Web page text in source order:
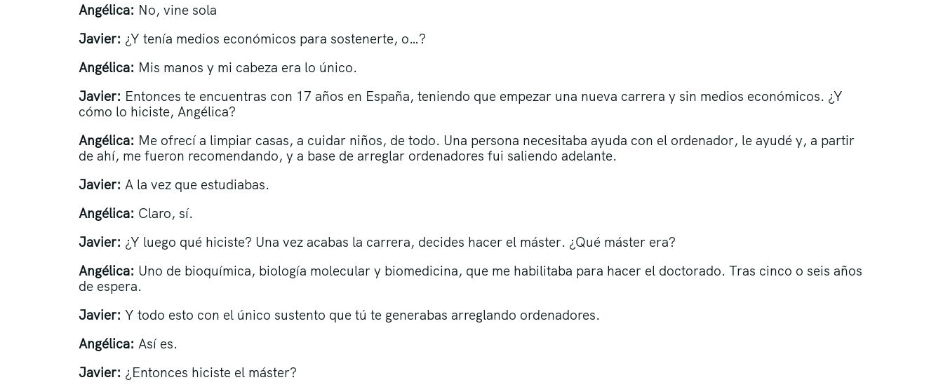
Angélica: No, vine sola
Javier: ¿Y tenía medios económicos para sostenerte, o…?
Angélica: Mis manos y mi cabeza era lo único.
Javier: Entonces te encuentras con 17 años en España, teniendo que empezar una nueva carrera y sin medios económicos. ¿Y
cómo lo hiciste, Angélica?
Angélica: Me ofrecí a limpiar casas, a cuidar niños, de todo. Una persona necesitaba ayuda con el ordenador, le ayudé y, a partir
de ahí, me fueron recomendando, y a base de arreglar ordenadores fui saliendo adelante.
Javier: A la vez que estudiabas.
Angélica: Claro, sí.
Javier: ¿Y luego qué hiciste? Una vez acabas la carrera, decides hacer el máster. ¿Qué máster era?
Angélica: Uno de bioquímica, biología molecular y biomedicina, que me habilitaba para hacer el doctorado. Tras cinco o seis años
de espera.
Javier: Y todo esto con el único sustento que tú te generabas arreglando ordenadores.
Angélica: Así es.
Javier: ¿Entonces hiciste el máster?